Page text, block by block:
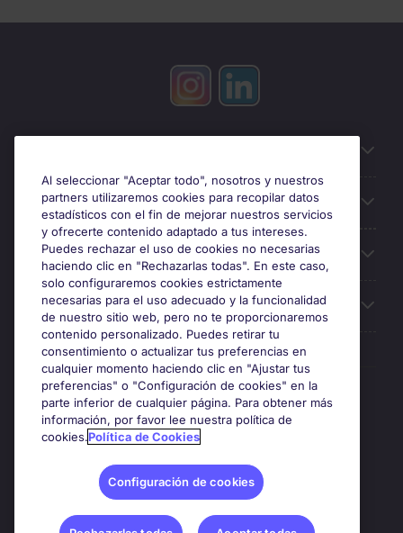
Búsqueda de empleo
Oficinas
Sobre Michael Page
Premios y certificaciones
Al seleccionar "Aceptar todo", nosotros y nuestros
partners utilizaremos cookies para recopilar datos
estadísticos con el fin de mejorar nuestros servicios
y ofrecerte contenido adaptado a tus intereses.
Puedes rechazar el uso de cookies no necesarias
haciendo clic en "Rechazarlas todas". En este caso,
solo configuraremos cookies estrictamente
necesarias para el uso adecuado y la funcionalidad
de nuestro sitio web, pero no te proporcionaremos
contenido personalizado. Puedes retirar tu
consentimiento o actualizar tus preferencias en
cualquier momento haciendo clic en "Ajustar tus
preferencias" o "Configuración de cookies" en la
parte inferior de cualquier página. Para obtener más
información, por favor lee nuestra política de
cookies.Política de Cookies
Configuración de cookies